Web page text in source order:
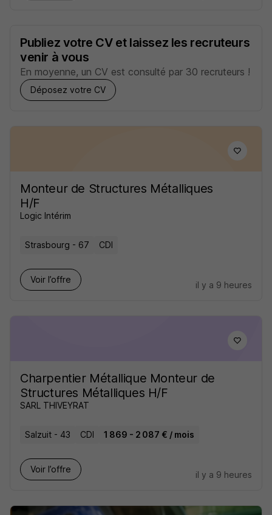
Publiez votre CV et laissez les recruteurs
venir à vous
En moyenne, un CV est consulté par 30 recruteurs !
Déposez votre CV
Monteur de Structures Métalliques
H/F
Logic Intérim
Strasbourg - 67 CDI
Voir l’offre
il y a 9 heures
Charpentier Métallique Monteur de
Structures Métalliques H/F
SARL THIVEYRAT
Salzuit - 43 CDI 1 869 - 2 087 € / mois
Voir l’offre
il y a 9 heures